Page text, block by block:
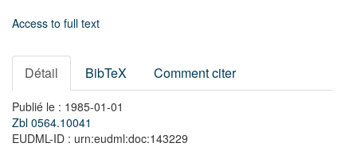
Access to full text
Détail BibTeX Comment citer
Publié le : 1985-01-01
Zbl 0564.10041
EUDML-ID : urn:eudml:doc:143229